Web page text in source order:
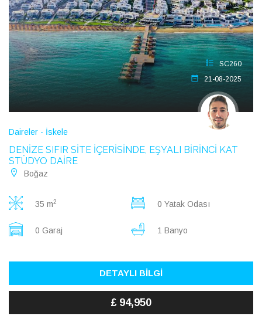
SC260
21-08-2025
Daireler - İskele
DENİZE SIFIR SİTE İÇERİSİNDE, EŞYALI BİRİNCİ KAT
STÜDYO DAİRE
Boğaz
35 m2 0 Yatak Odası
0 Garaj 1 Banyo
DETAYLI BİLGİ
£ 94,950